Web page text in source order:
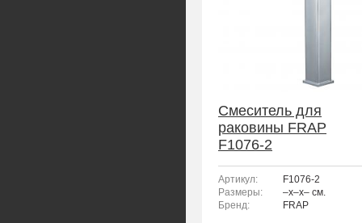
Смеситель для
раковины FRAP
F1076-2
Артикул:
F1076-2
Размеры:
–x–x– см.
Бренд:
FRAP